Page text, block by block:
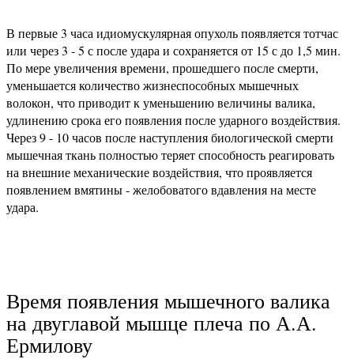
В первые 3 часа идиомускулярная опухоль появляется тотчас
или через 3 - 5 с после удара и сохраняется от 15 с до 1,5 мин.
По мере увеличения времени, прошедшего после смерти,
уменьшается количество жизнеспособных мышечных
волокон, что приводит к уменьшению величины валика,
удлинению срока его появления после ударного воздействия.
Через 9 - 10 часов после наступления биологической смерти
мышечная ткань полностью теряет способность реагировать
на внешние механические воздействия, что проявляется
появлением вмятины - желобоватого вдавления на месте
удара.
Время появления мышечного валика
на двуглавой мышце плеча по А.А.
Ермилову